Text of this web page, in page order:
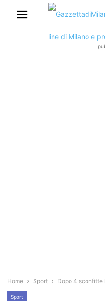
Home Sport Dopo 4 sconfitte
Sport